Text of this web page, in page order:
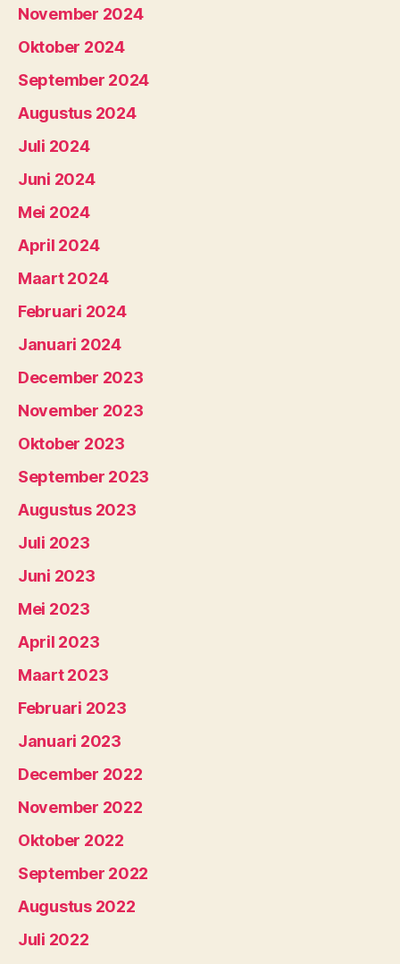
November 2024
Oktober 2024
September 2024
Augustus 2024
Juli 2024
Juni 2024
Mei 2024
April 2024
Maart 2024
Februari 2024
Januari 2024
December 2023
November 2023
Oktober 2023
September 2023
Augustus 2023
Juli 2023
Juni 2023
Mei 2023
April 2023
Maart 2023
Februari 2023
Januari 2023
December 2022
November 2022
Oktober 2022
September 2022
Augustus 2022
Juli 2022